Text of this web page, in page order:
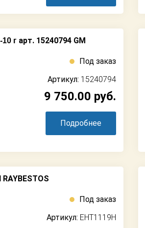
г арт. 15240794 GM
Под заказ
Артикул: 15240794
9 750.00 руб.
Подробнее
Под заказ
Артикул: EHT1119H